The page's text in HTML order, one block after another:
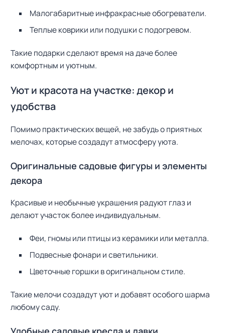
Малогабаритные инфракрасные обогреватели.
Теплые коврики или подушки с подогревом.
Такие подарки сделают время на даче более
комфортным и уютным.
Уют и красота на участке: декор и
удобства
Помимо практических вещей, не забудь о приятных
мелочах, которые создадут атмосферу уюта.
Оригинальные садовые фигуры и элементы
декора
Красивые и необычные украшения радуют глаз и
делают участок более индивидуальным.
Феи, гномы или птицы из керамики или металла.
Подвесные фонари и светильники.
Цветочные горшки в оригинальном стиле.
Такие мелочи создадут уют и добавят особого шарма
любому саду.